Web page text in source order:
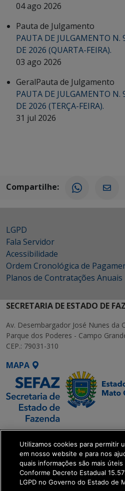
04 ago 2026
Pauta de Julgamento
PAUTA DE JULGAMENTO N.
DE 2026 (QUARTA-FEIRA).
03 ago 2026
GeralPauta de Julgamento
PAUTA DE JULGAMENTO N.
DE 2026 (TERÇA-FEIRA).
31 jul 2026
Compartilhe:
LGPD
Fala Servidor
Acessibilidade
Ordem Cronológica de
Planos de Contratações Anuais
SECRETARIA DE ESTADO DE
Av. Desembargador José Nunes da
Parque dos Poderes - Campo
CEP.: 79031-310
MAPA
SETDIG | Secretaria-
Executiva de
Transformação Digital
get_footer();
Utilizamos cookies para permitir
em nosso website e para nos
quais informações são mais
Conforme Decreto Estadual
LGPD no Governo do Estado de